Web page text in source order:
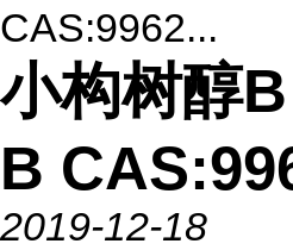
CAS:9962...
小构树醇
B
2019-12-18